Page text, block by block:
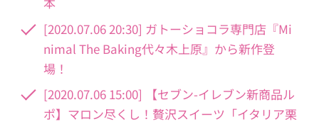
[2020.07.06 20:30] ガトーショコラ専門店『Mi
nimal The Baking代々木上原』から新作登
場！
[2020.07.06 15:00] 【セブン-イレブン新商品ル
ポ】マロン尽くし！贅沢スイーツ「イタリア栗